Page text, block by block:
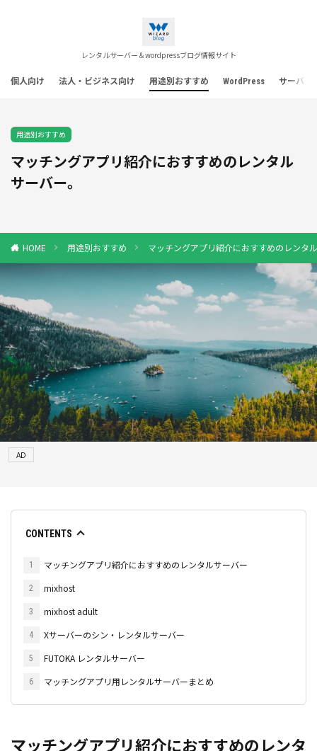
レンタルサーバー＆wordpressブログ情報サイト
個人向け 法人・ビジネス向け 用途別おすすめ WordPress サーバー
用途別おすすめ
マッチングアプリ紹介におすすめのレンタル
サーバー。
HOME 用途別おすすめ マッチングアプリ紹介におすすめのレンタ
AD
CONTENTS
1 マッチングアプリ紹介におすすめのレンタルサーバー
2 mixhost
3 mixhost adult
4 Xサーバーのシン・レンタルサーバー
5 FUTOKA レンタルサーバー
6 マッチングアプリ用レンタルサーバーまとめ
マッチングアプリ紹介におすすめのレンタ